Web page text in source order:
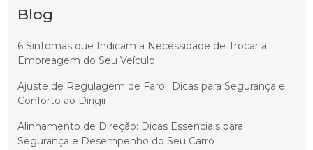
Blog
6 Sintomas que Indicam a Necessidade de Trocar a
Embreagem do Seu Veículo
Ajuste de Regulagem de Farol: Dicas para Segurança e
Conforto ao Dirigir
Alinhamento de Direção: Dicas Essenciais para
Segurança e Desempenho do Seu Carro